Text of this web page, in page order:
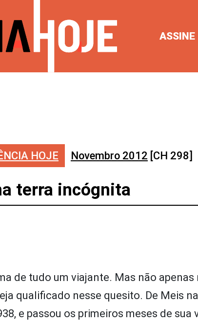
ASSINE
HOJE Novembro 2012 [CH 298]
terra incógnita
de tudo um viajante. Mas não
qualificado nesse quesito. De Meis
e passou os primeiros meses de sua